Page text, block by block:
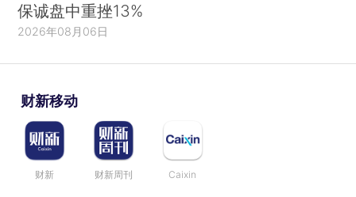
保诚盘中重挫13%
2026年08月06日
财新移动
财新 财新周刊 Caixin